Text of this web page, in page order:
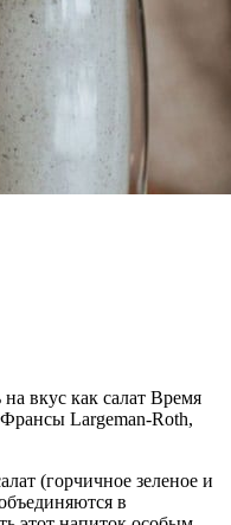
вкус как салат Время
Largeman-Roth,
(горчичное зеленое и
в